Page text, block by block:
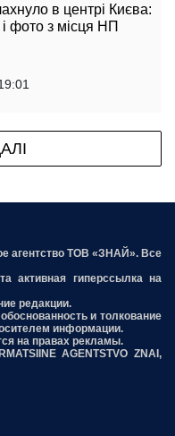
в центрі Києва:
фото з місця НП
агентство ТОВ «ЗНАЙ». Все
активная гиперссылка на
редакции.
и толкование
информации.
на правах рекламы.
AGENTSTVO ZNAI,